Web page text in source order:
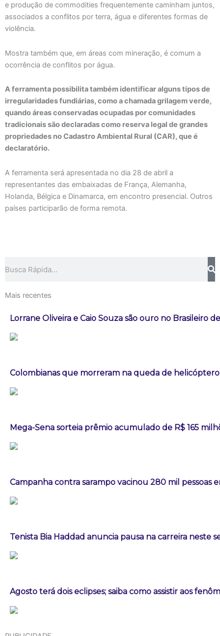
e produção de commodities frequentemente caminham juntos,
associados a conflitos por terra, água e diferentes formas de
violência.
Mostra também que, em áreas com mineração, é comum a
ocorrência de conflitos por água.
A ferramenta possibilita também identificar alguns tipos de
irregularidades fundiárias, como a chamada grilagem verde,
quando áreas conservadas ocupadas por comunidades
tradicionais são declaradas como reserva legal de grandes
propriedades no Cadastro Ambiental Rural (CAR), que é
declaratório.
A ferramenta será apresentada no dia 28 de abril a
representantes das embaixadas de França, Alemanha,
Holanda, Bélgica e Dinamarca, em encontro presencial. Outros
países participarão de forma remota.
Mais recentes
Lorrane Oliveira e Caio Souza são ouro no Brasileiro
Colombianas que morreram na queda de
Mega-Sena sorteia prêmio acumulado de R$ 165
Campanha contra sarampo vacinou 280 mil pessoas
Tenista Bia Haddad anuncia pausa na carreira neste
Agosto terá dois eclipses; saiba como assistir aos